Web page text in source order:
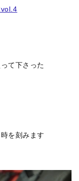
て下さった
を刻みます